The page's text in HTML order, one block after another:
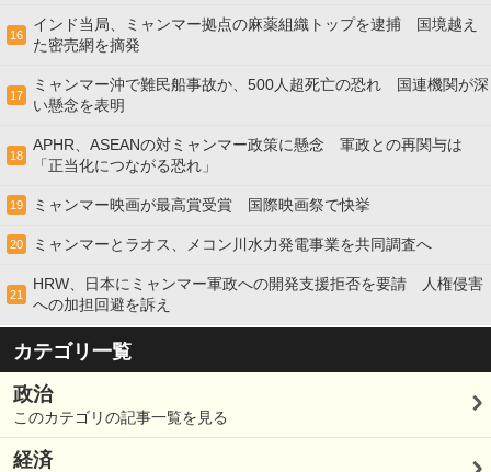
16
インド当局、ミャンマー拠点の麻薬組織トップを逮捕 国境越え
た密売網を摘発
17
ミャンマー沖で難民船事故か、500人超死亡の恐れ 国連機関が深
い懸念を表明
18
APHR、ASEANの対ミャンマー政策に懸念 軍政との再関与は
「正当化につながる恐れ」
19 ミャンマー映画が最高賞受賞 国際映画祭で快挙
20 ミャンマーとラオス、メコン川水力発電事業を共同調査へ
21
HRW、日本にミャンマー軍政への開発支援拒否を要請 人権侵害
への加担回避を訴え
カテゴリ一覧
政治
このカテゴリの記事一覧を見る
経済